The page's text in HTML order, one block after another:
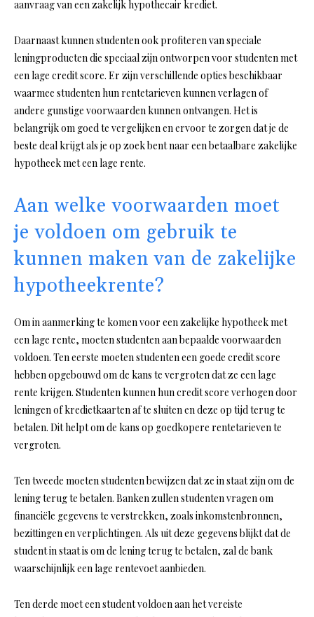
aanvraag van een zakelijk hypothecair krediet.
Daarnaast kunnen studenten ook profiteren van speciale
leningproducten die speciaal zijn ontworpen voor studenten met
een lage credit score. Er zijn verschillende opties beschikbaar
waarmee studenten hun rentetarieven kunnen verlagen of
andere gunstige voorwaarden kunnen ontvangen. Het is
belangrijk om goed te vergelijken en ervoor te zorgen dat je de
beste deal krijgt als je op zoek bent naar een betaalbare zakelijke
hypotheek met een lage rente.
Aan welke voorwaarden moet
je voldoen om gebruik te
kunnen maken van de zakelijke
hypotheekrente?
Om in aanmerking te komen voor een zakelijke hypotheek met
een lage rente, moeten studenten aan bepaalde voorwaarden
voldoen. Ten eerste moeten studenten een goede credit score
hebben opgebouwd om de kans te vergroten dat ze een lage
rente krijgen. Studenten kunnen hun credit score verhogen door
leningen of kredietkaarten af te sluiten en deze op tijd terug te
betalen. Dit helpt om de kans op goedkopere rentetarieven te
vergroten.
Ten tweede moeten studenten bewijzen dat ze in staat zijn om de
lening terug te betalen. Banken zullen studenten vragen om
financiële gegevens te verstrekken, zoals inkomstenbronnen,
bezittingen en verplichtingen. Als uit deze gegevens blijkt dat de
student in staat is om de lening terug te betalen, zal de bank
waarschijnlijk een lage rentevoet aanbieden.
Ten derde moet een student voldoen aan het vereiste